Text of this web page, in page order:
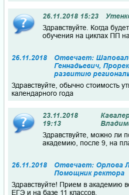
26.11.2018 15:23
Здравствуйте. Когда
обучения на циклах ПП
26.11.2018
Отвечает:
Геннадьевич,
развитию
Здравствуйте, обычно стоимость
календарного года
23.11.2018
19:13
Здравствуйте, можно ли
академию, после 9, на
26.11.2018
Отвечает: Орлова
Помощник ректора
Здравствуйте! Прием в академию
ЕГЭ и на базе 11 классов.